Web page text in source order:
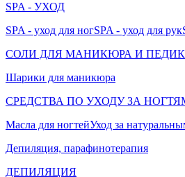
SPA - УХОД
SPA - уход для ногSPA - уход для рук
СОЛИ ДЛЯ МАНИКЮРА И
Шарики для маникюра
СРЕДСТВА ПО УХОДУ ЗА
Масла для ногтейУход за
Депиляция, парафинотерапия
ДЕПИЛЯЦИЯ